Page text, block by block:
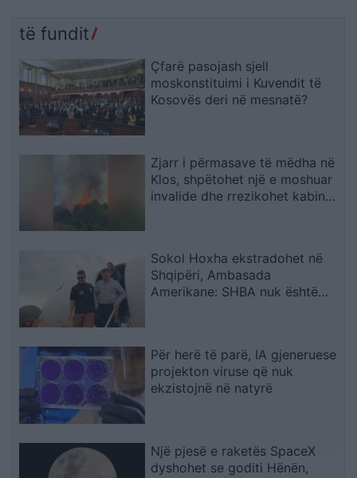
të fundit
Çfarë pasojash sjell
moskonstituimi i Kuvendit të
Kosovës deri në mesnatë?
Zjarr i përmasave të mëdha në
Klos, shpëtohet një e moshuar
invalide dhe rrezikohet kabina
Sokol Hoxha ekstradohet në
Shqipëri, Ambasada
Amerikane: SHBA nuk është
Për herë të parë, IA gjeneruese
projekton viruse që nuk
ekzistojnë në natyrë
Një pjesë e raketës SpaceX
dyshohet se goditi Hënën,